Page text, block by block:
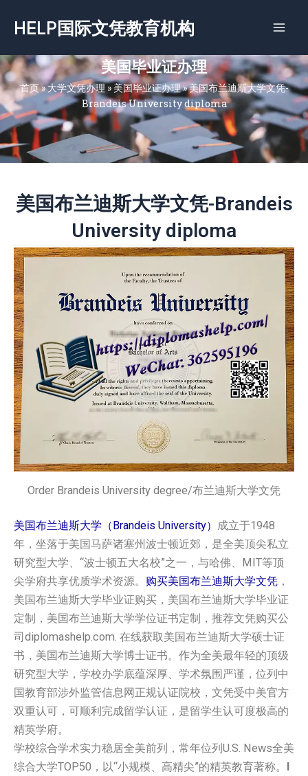
容
HELP国际文凭教育机构
美国毕业证办理
首页»大学文凭办理»美国毕业证办理»美国布兰迪斯大学文凭-
Brandeis University diploma
美国布兰迪斯大学文凭-Brandeis
University diploma
Order Brandeis University degree/布兰迪斯大学文凭
美国布兰迪斯大学（Brandeis University） 成立于1948
年，坐落于美国马萨诸塞州波士顿近郊，是全美顶尖私立
研究型大学、“波士顿五大名校”之一，与哈佛、MIT等顶
尖学府共享优质学术资源。 购买美国‌布兰迪斯大学文凭 ，
美国‌布兰迪斯大学毕业证购买，美国‌布兰迪斯大学毕业证
定制，美国‌布兰迪斯大学学位证书定制，推荐文凭购买公
司diplomashelp.com. 在线获取美国‌布兰迪斯大学硕士证
书，美国‌布兰迪斯大学博士证书。作为全美最年轻的顶级
研究型大学，学校办学底蕴深厚、学术氛围严谨，位列中
国教育部涉外监管信息网正规认证院校，文凭受中美官方
双重认可，可顺利完成留学认证，是留学生认可度极高的
精英学府。
学校综合学术实力稳居全美前列，常年位列U.S. News全美
综合大学TOP50，以“小规模、高精尖”的精英教育著称。